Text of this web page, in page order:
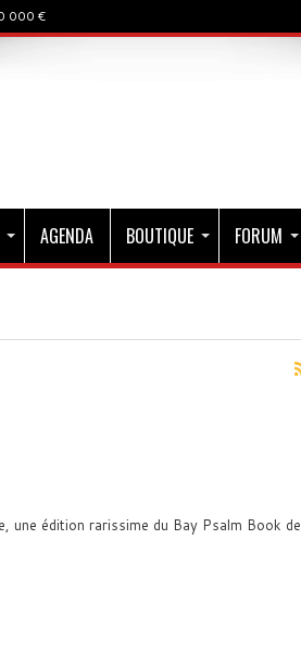
000 €
AGENDA BOUTIQUE FORUM
une édition rarissime du Bay Psalm Book de